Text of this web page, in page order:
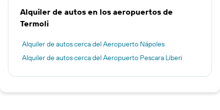
Alquiler de autos en los aeropuertos de
Termoli
Alquiler de autos cerca del Aeropuerto Nápoles
Alquiler de autos cerca del Aeropuerto Pescara Liberi